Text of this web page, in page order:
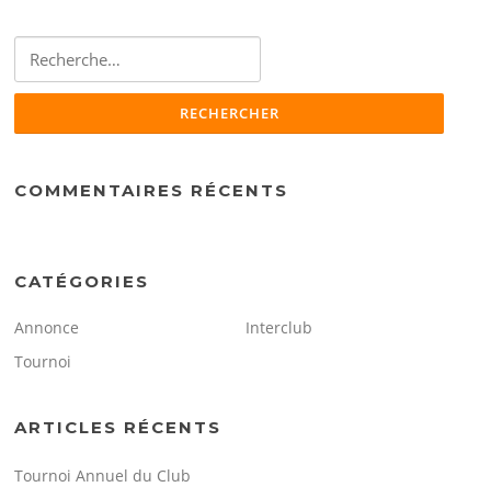
Rechercher :
COMMENTAIRES RÉCENTS
CATÉGORIES
Annonce
Interclub
Tournoi
ARTICLES RÉCENTS
Tournoi Annuel du Club